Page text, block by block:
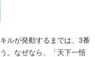
ルが発動するまでは、3番
。なぜなら、「天下一悟